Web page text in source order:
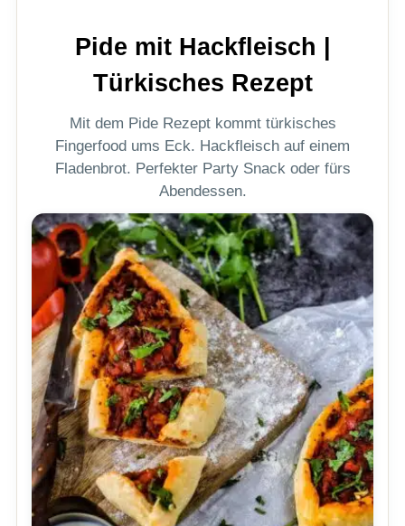
Pide mit Hackfleisch |
Türkisches Rezept
Mit dem Pide Rezept kommt türkisches
Fingerfood ums Eck. Hackfleisch auf einem
Fladenbrot. Perfekter Party Snack oder fürs
Abendessen.